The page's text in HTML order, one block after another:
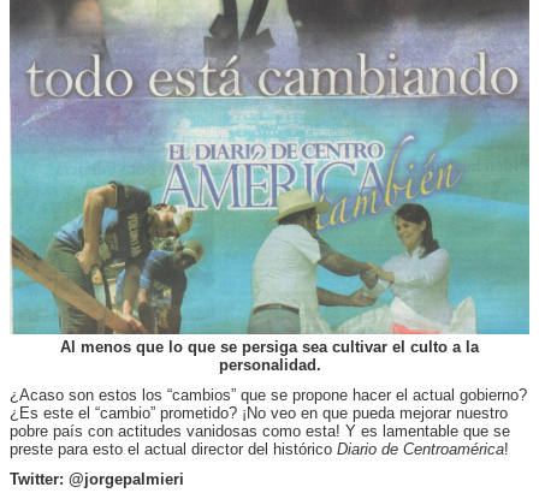
Al menos que lo que se persiga sea cultivar el culto a la
personalidad.
¿Acaso son estos los “cambios” que se propone hacer el actual gobierno?
¿Es este el “cambio” prometido? ¡No veo en que pueda mejorar nuestro
pobre país con actitudes vanidosas como esta! Y es lamentable que se
preste para esto el actual director del histórico Diario de Centroamérica!
Twitter: @jorgepalmieri